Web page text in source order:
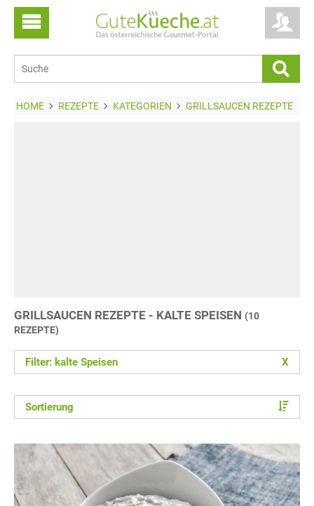
HOME REZEPTE KATEGORIEN GRILLSAUCEN REZEPTE
GRILLSAUCEN REZEPTE - KALTE SPEISEN (10
REZEPTE)
Filter: kalte Speisen X
Sortierung